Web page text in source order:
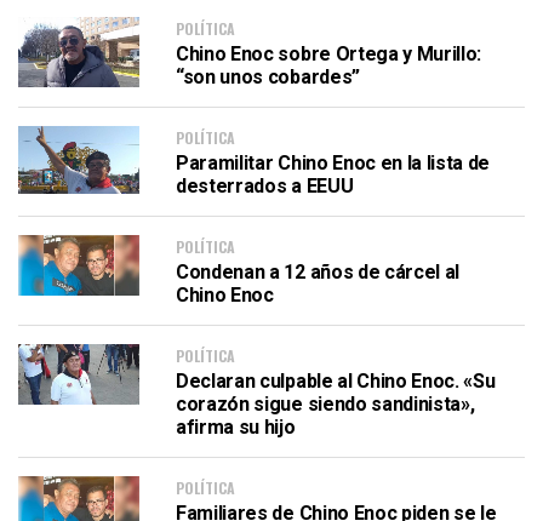
POLÍTICA
Chino Enoc sobre Ortega y Murillo:
“son unos cobardes”
POLÍTICA
Paramilitar Chino Enoc en la lista de
desterrados a EEUU
POLÍTICA
Condenan a 12 años de cárcel al
Chino Enoc
POLÍTICA
Declaran culpable al Chino Enoc. «Su
corazón sigue siendo sandinista»,
afirma su hijo
POLÍTICA
Familiares de Chino Enoc piden se le